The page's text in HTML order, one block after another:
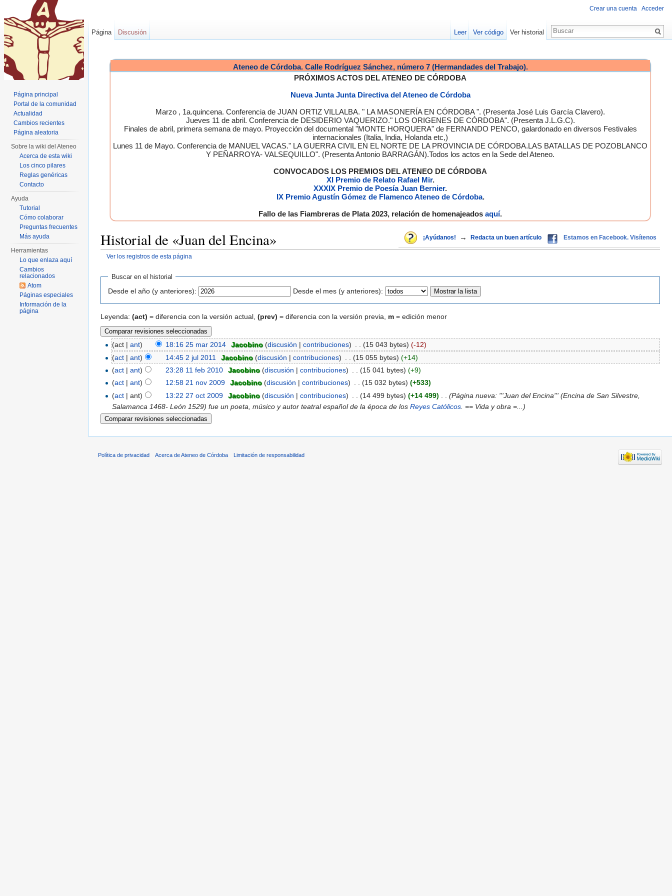
Ateneo de Córdoba. Calle Rodríguez Sánchez, número 7 (Hermandades del Trabajo).
PRÓXIMOS ACTOS DEL ATENEO DE CÓRDOBA
Nueva Junta Junta Directiva del Ateneo de Córdoba
Marzo , 1a.quincena. Conferencia de JUAN ORTIZ VILLALBA. " LA MASONERÍA EN CÓRDOBA ". (Presenta José Luis García Clavero).
Jueves 11 de abril. Conferencia de DESIDERIO VAQUERIZO." LOS ORIGENES DE CÓRDOBA". (Presenta J.L.G.C).
Finales de abril, primera semana de mayo. Proyección del documental "MONTE HORQUERA" de FERNANDO PENCO, galardonado en diversos Festivales
internacionales (Italia, India, Holanda etc,)
Lunes 11 de Mayo. Conferencia de MANUEL VACAS." LA GUERRA CIVIL EN EL NORTE DE LA PROVINCIA DE CÓRDOBA.LAS BATALLAS DE POZOBLANCO
Y PEÑARROYA- VALSEQUILLO". (Presenta Antonio BARRAGÁN).Todos los actos en la Sede del Ateneo.
CONVOCADOS LOS PREMIOS DEL ATENEO DE CÓRDOBA
XI Premio de Relato Rafael Mir.
XXXIX Premio de Poesía Juan Bernier.
IX Premio Agustín Gómez de Flamenco Ateneo de Córdoba.
Fallo de las Fiambreras de Plata 2023, relación de homenajeados aquí.
¡Ayúdanos! → Redacta un buen artículo Estamos en Facebook. Visítenos
Historial de «Juan del Encina»
Ver los registros de esta página
Buscar en el historial
Desde el año (y anteriores): Desde el mes (y anteriores):
Leyenda: (act) = diferencia con la versión actual, (prev) = diferencia con la versión previa, m = edición menor
(act |ant) 18:16 25 mar 2014 Jacobino (discusión | contribuciones) (15 043 bytes) (-12)
(act |ant) 14:45 2 jul 2011 Jacobino (discusión | contribuciones) (15 055 bytes) (+14)
(act |ant) 23:28 11 feb 2010 Jacobino (discusión | contribuciones) (15 041 bytes) (+9)
(act |ant) 12:58 21 nov 2009 Jacobino (discusión | contribuciones) . . (15 032 bytes) (+533)
(act | ant) 13:22 27 oct 2009 Jacobino (discusión | contribuciones) (14 499 bytes) (+14 499)
(Página nueva: '''Juan del Encina''' (Encina de San Silvestre,
Salamanca 1468- León 1529) fue un poeta, músico y autor teatral español de la época de losReyes Católicos . == Vida y obra =...)
Crear una cuenta Acceder
Página Discusión Leer Ver código Ver historial
Página principal
Portal de la comunidad
Actualidad
Cambios recientes
Página aleatoria
Sobre la wiki del Ateneo
Acerca de esta wiki
Los cinco pilares
Reglas genéricas
Contacto
Ayuda
Tutorial
Cómo colaborar
Preguntas frecuentes
Más ayuda
Herramientas
Lo que enlaza aquí
Cambios
relacionados
Atom
Páginas especiales
Información de la
página
Política de privacidad Acerca de Ateneo de Córdoba Limitación de responsabilidad